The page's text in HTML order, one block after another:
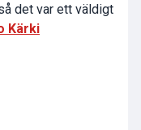
det var ett väldigt
Kärki